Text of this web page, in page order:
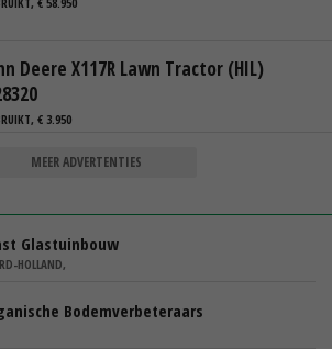
Deere X117R Lawn Tractor (HIL)
€ 3.950
MEER ADVERTENTIES
Glastuinbouw
HOLLAND,
Bodemverbeteraars